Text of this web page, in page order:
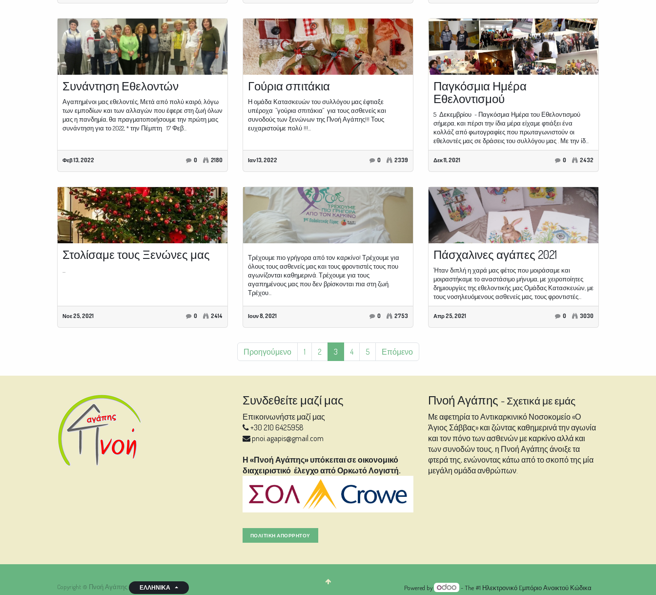
Συνάντηση Εθελοντών
Αγαπημένοι μας εθελοντές, Μετά από πολύ καιρό, λόγω
των εμποδίων και των αλλαγών που έφερε στη ζωή όλων
μας η πανδημία, θα πραγματοποιήσουμε την πρώτη μας
συνάντηση για το 2022, * την Πέμπτη 17 Φεβ...
Φεβ 13, 2022 0 2180
Γούρια σπιτάκια
Η ομάδα Κατασκευών του συλλόγου μας έφτιαξε
υπέροχα "γούρια σπιτάκια" για τους ασθενείς και
συνοδούς των ξενώνων της Πνοή Αγάπης!!! Τους
ευχαριστούμε πολύ !!!...
Ιαν 13, 2022 0 2339
Παγκόσμια Ημέρα
Εθελοντισμού
5 Δεκεμβρίου - Παγκόσμια Ημέρα του Εθελοντισμού
σήμερα, και πέρσι την ίδια μέρα είχαμε φτιάξει ένα
κολλάζ από φωτογραφίες που πρωταγωνιστούν οι
εθελοντές μας σε δράσεις του συλλόγου μας . Με την ίδ...
Δεκ 11, 2021 0 2432
Στολίσαμε τους Ξενώνες μας
Νοε 25, 2021 0 2414
Τρέχουμε πιο γρήγορα από τον καρκίνο! Τρέχουμε για
όλους τους ασθενείς μας και τους φροντιστές τους που
αγωνίζονται καθημερινά. Τρέχουμε για τους
αγαπημένους μας που δεν βρίσκονται πια στη ζωή.
Τρέχου...
Ιουν 8, 2021 0 2753
Πάσχαλινες αγάπες 2021
Ήταν διπλή η χαρά μας φέτος που μοιράσαμε και
μοιραστήκαμε το αναστάσιμο μήνυμα, με χειροποίητες
δημιουργίες της εθελοντικής μας Ομάδας Κατασκευών, με
τους νοσηλευόμενους ασθενείς μας, τους φροντιστές...
Απρ 25, 2021 0 3030
Προηγούμενο 1 2 3 4 5 Επόμενο
Συνδεθείτε μαζί μας
Επικοινωνήστε μαζί μας
+30 210 6425958
pnoi.agapis@gmail.com
Η «Πνοή Αγάπης» υπόκειται σε οικονομικό
διαχειριστικό έλεγχο από Ορκωτό Λογιστή.
ΠΟΛΙΤΙΚΉ ΑΠΟΡΡΗΤΟΥ
Πνοή Αγάπης -Σχετικά με εμάς
Με αφετηρία το Αντικαρκινικό Νοσοκομείο «Ο
Άγιος Σάββας» και ζώντας καθημερινά την αγωνία
και τον πόνο των ασθενών με καρκίνο αλλά και
των συνοδών τους, η Πνοή Αγάπης άνοιξε τα
φτερά της, ενώνοντας κάτω από το σκοπό της μία
μεγάλη ομάδα ανθρώπων.
Copyright © Πνοή Αγάπης ΕΛΛΗΝΙΚΆ Powered by - The #1 Ηλεκτρονικό Eμπόριο Ανοικτού Κώδικα